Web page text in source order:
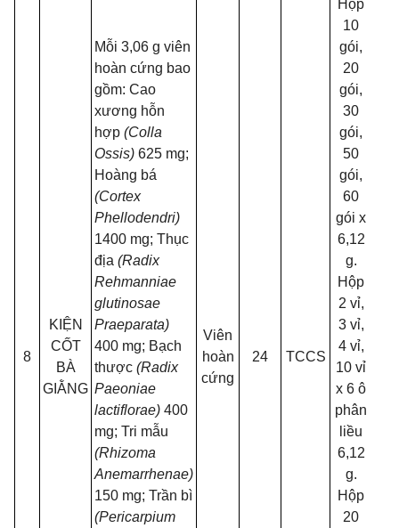
8
KIỆN
CỐT
BÀ
GIẰNG
Mỗi 3,06 g viên
hoàn cứng bao
gồm: Cao
xương hỗn
hợp (Colla
Ossis) 625 mg;
Hoàng bá
(Cortex
Phellodendri)
1400 mg; Thục
địa (Radix
Rehmanniae
glutinosae
Praeparata)
400 mg; Bạch
thược (Radix
Paeoniae
lactiflorae) 400
mg; Tri mẫu
(Rhizoma
Anemarrhenae)
150 mg; Trần bì
(Pericarpium
Viên
hoàn
cứng
24 TCCS
Hộp
10
gói,
20
gói,
30
gói,
50
gói,
60
gói x
6,12
g.
Hộp
2 vỉ,
3 vỉ,
4 vỉ,
10 vỉ
x 6 ô
phân
liều
6,12
g.
Hộp
20